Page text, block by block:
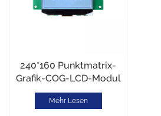
240*160 Punktmatrix-
Grafik-COG-LCD-Modul
mit Leiterplatte, FSTN-
LCD
Mehr Lesen